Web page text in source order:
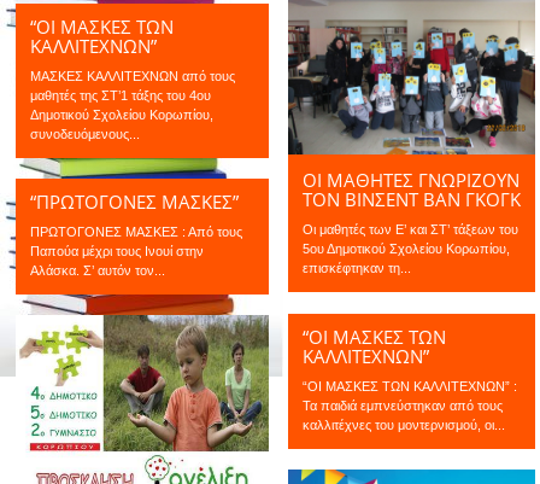
ΟΙ ΜΑΘΗΤΕΣ ΓΝΩΡΙΖΟΥΝ
ΤΟΝ ΒΙΝΣΕΝΤ ΒΑΝ ΓΚΟΓΚ
Οι μαθητές των Ε’ και ΣΤ’ τάξεων του
5ου Δημοτικού Σχολείου Κορωπίου,
επισκέφτηκαν τη...
“ΟΙ ΜΑΣΚΕΣ ΤΩΝ
ΚΑΛΛΙΤΕΧΝΩΝ”
ΜΑΣΚΕΣ ΚΑΛΛΙΤΕΧΝΩΝ από τους
μαθητές της ΣΤ’1 τάξης του 4ου
Δημοτικού Σχολείου Κορωπίου,
συνοδευόμενους...
“ΠΡΩΤΟΓΟΝΕΣ ΜΑΣΚΕΣ”
ΠΡΩΤΟΓΟΝΕΣ ΜΑΣΚΕΣ : Από τους
Παπούα μέχρι τους Ινουί στην
Αλάσκα. Σ’ αυτόν τον...
“ΟΙ ΜΑΣΚΕΣ ΤΩΝ
ΚΑΛΛΙΤΕΧΝΩΝ”
“ΟΙ ΜΑΣΚΕΣ ΤΩΝ ΚΑΛΛΙΤΕΧΝΩΝ” :
Τα παιδιά εμπνεύστηκαν από τους
καλλιτέχνες του μοντερνισμού, οι...